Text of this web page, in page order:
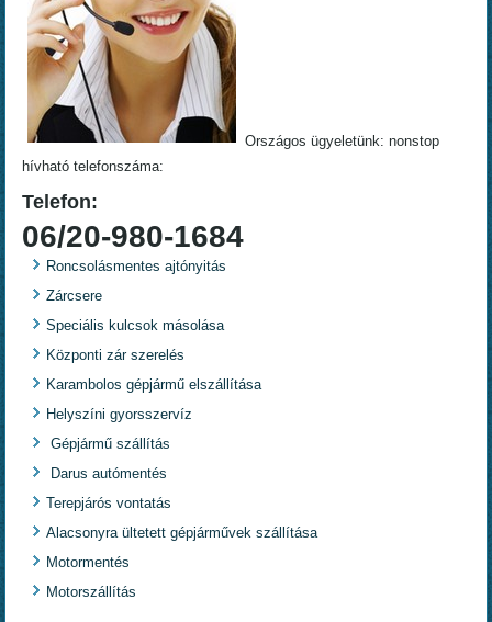
Országos ügyeletünk: nonstop
hívható telefonszáma:
Telefon:
06/20-980-1684
Roncsolásmentes ajtónyitás
Zárcsere
Speciális kulcsok másolása
Központi zár szerelés
Karambolos gépjármű elszállítása
Helyszíni gyorsszervíz
Gépjármű szállítás
Darus autómentés
Terepjárós vontatás
Alacsonyra ültetett gépjárművek szállítása
Motormentés
Motorszállítás